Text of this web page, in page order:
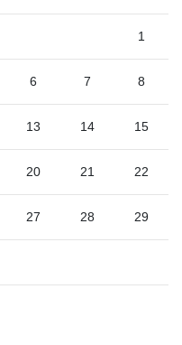
1
6 7 8
13 14 15
20 21 22
27 28 29